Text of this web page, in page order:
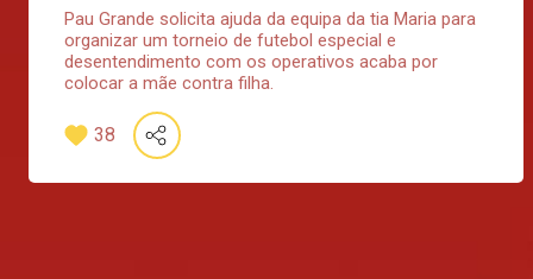
Pau Grande solicita ajuda da equipa da tia Maria para
organizar um torneio de futebol especial e
desentendimento com os operativos acaba por
colocar a mãe contra filha.
38